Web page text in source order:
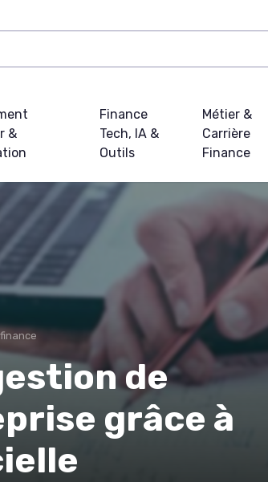
&
Finance
Tech, IA &
Outils
Métier &
Carrière
Finance
de
grâce à